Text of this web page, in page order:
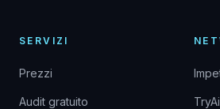
SERVIZI
Prezzi
Audit gratuito